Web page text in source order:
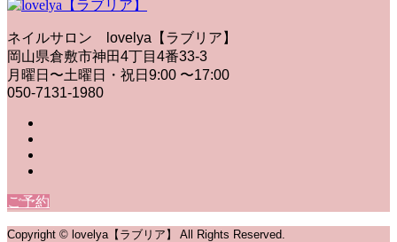
ネイルサロン lovelya【ラブリア】
岡山県倉敷市神田4丁目4番33-3
月曜日〜土曜日・祝日9:00 〜17:00
050-7131-1980
ご予約
Copyright © lovelya【ラブリア】 All Rights Reserved.